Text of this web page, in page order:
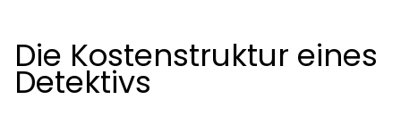
Die Kostenstruktur eines
Detektivs